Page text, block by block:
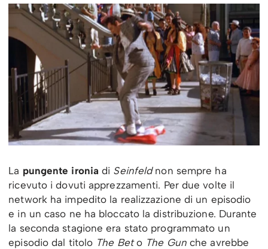
La pungente ironia di Seinfeldnon sempre ha
ricevuto i dovuti apprezzamenti. Per due volte il
network ha impedito la realizzazione di un episodio
e in un caso ne ha bloccato la distribuzione. Durante
la seconda stagione era stato programmato un
episodio dal titolo The Beto The Gunche avrebbe